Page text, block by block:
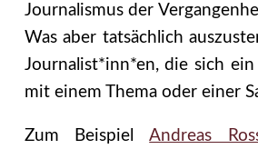
Journalismus der
Was aber tatsächlich
Journalist*inn*en, die sich
mit einem Thema oder einer
Zum BeispielAndreas